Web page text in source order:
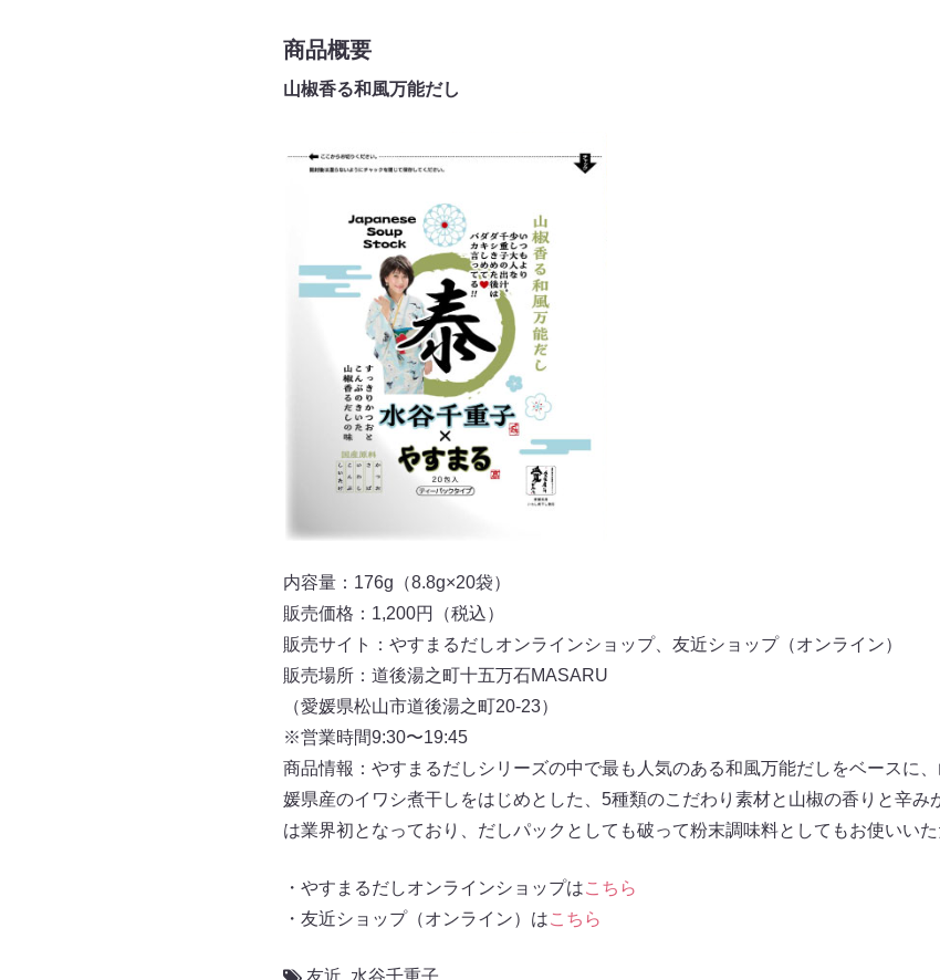
商品概要
山椒香る和風万能だし
内容量：176g（8.8g×20袋）
販売価格：1,200円（税込）
販売サイト：やすまるだしオンラインショップ、友近ショップ（オンライン）
販売場所：道後湯之町十五万石MASARU
（愛媛県松山市道後湯之町20-23）
※営業時間9:30〜19:45
商品情報：やすまるだしシリーズの中で最も人気のある和風万能だしをベースに
媛県産のイワシ煮干しをはじめとした、5種類のこだわり素材と山椒の香りと辛み
は業界初となっており、だしパックとしても破って粉末調味料としてもお使いいた
・やすまるだしオンラインショップはこちら
・友近ショップ（オンライン）はこちら
友近 水谷千重子